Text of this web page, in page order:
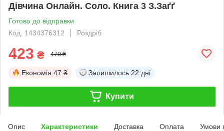
Дівчина Онлайн. Соло. Книга 3 З.Заґґ
Готово до відправки
Код: 1434376312
Роздріб
423 ₴ 470 ₴
Економія 47 ₴ Залишилось 22 дні
Купити
Опис Характеристики Доставка Оплата Умови